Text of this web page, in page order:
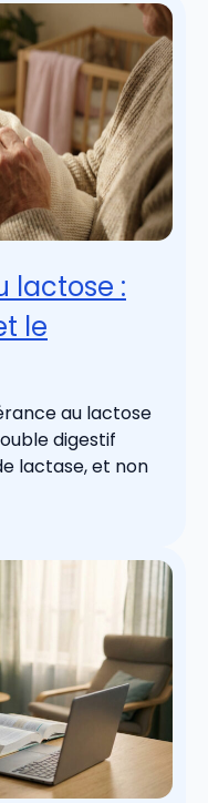
lactose :
le
au lactose
digestif
lactase, et non